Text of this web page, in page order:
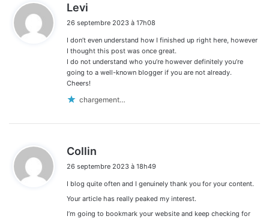
Levi
t
:
26 septembre 2023 à 17h08
I don’t even understand how I finished up right here, however
I thought this post was once great.
I do not understand who you’re however definitely you’re
going to a well-known blogger if you are not already.
Cheers!
chargement…
Collin
t
26 septembre 2023 à 18h49
I blog quite often and I genuinely thank you for your content.
Your article has really peaked my interest.
I’m going to bookmark your website and keep checking for